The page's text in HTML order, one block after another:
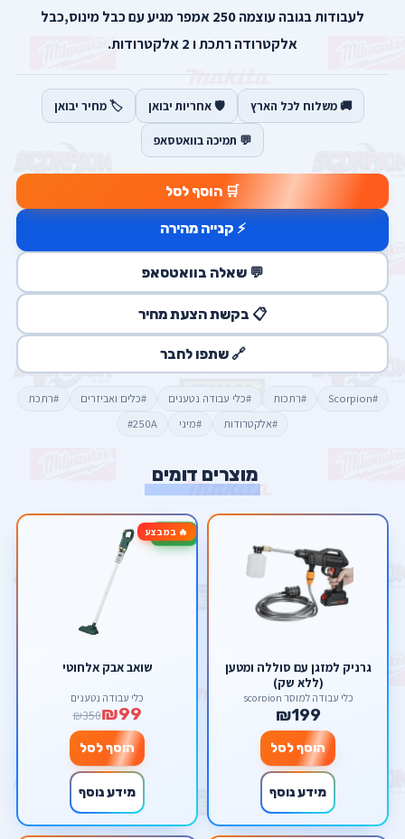
לעבודות בגובה עוצמה 250 אמפר מגיע עם כבל מינוס,כבל
אלקטרודה רתכת ו 2 אלקטרודות.
🚚 משלוח לכל הארץ 🛡️ אחריות יבואן 🏷️ מחיר יבואן
💬 תמיכה בוואטסאפ
🛒 הוסף לסל
⚡ קנייה מהירה
💬 שאלה בוואטסאפ
📋 בקשת הצעת מחיר
🔗 שתפו לחבר
#Scorpion #רתכות #כלי עבודה נטענים #כלים ואביזרים
#רתכת
#אלקטרודות
#מיני #250A
מוצרים דומים
גרניק למזגן עם סוללה ומטען
(ללא שק)
כלי עבודה למוסך scorpion
₪199
הוסף לסל
מידע נוסף
🔥 במבצע-72%
שואב אבק אלחוטי
כלי עבודה נטענים
₪99
₪350
הוסף לסל
מידע נוסף